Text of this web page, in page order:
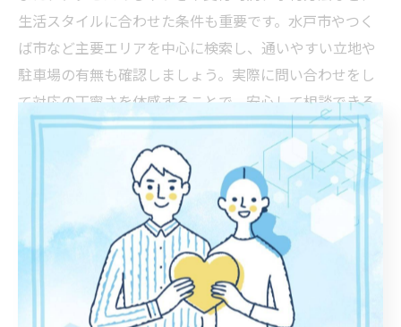
生活スタイルに合わせた条件も重要です。水戸市やつく
ば市など主要エリアを中心に検索し、通いやすい立地や
駐車場の有無も確認しましょう。実際に問い合わせをし
て対応の丁寧さを体感することで、安心して相談できる
かどうかの判断材料になります。
自分に合うカウンセリング施設の特徴を比較
自分に合ったカウンセリング施設を選ぶためには、いく
つかの比較ポイントがあります。まず、カウンセリング
方法（対面・オンライン・電話など）や相談内容の幅広
さ、対応可能な年齢層（大人・子ども・家族など）を確
認しましょう。茨城県内では、さまざまな施設が個別相